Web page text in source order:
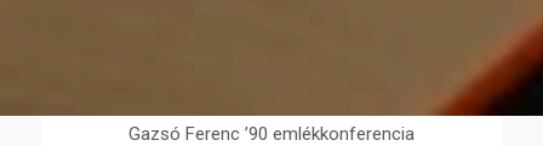
Gazsó Ferenc ’90 emlékkonferencia